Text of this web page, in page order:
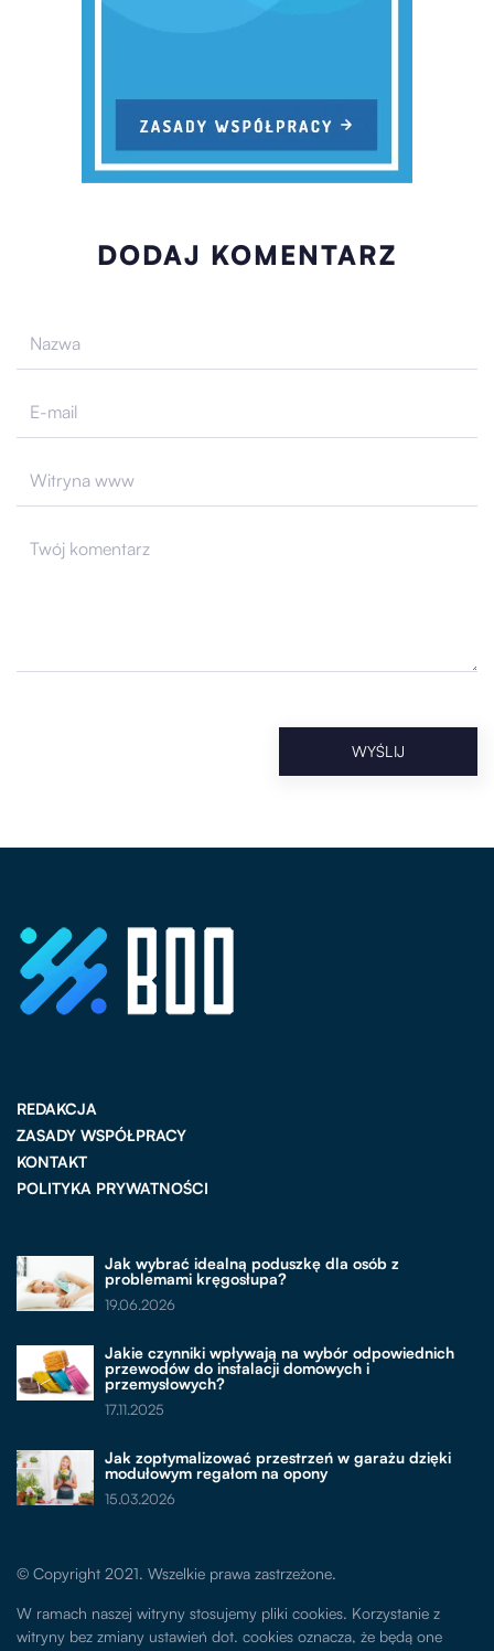
DODAJ KOMENTARZ
REDAKCJA
ZASADY WSPÓŁPRACY
KONTAKT
POLITYKA PRYWATNOŚCI
Jak wybrać idealną poduszkę dla osób z
problemami kręgosłupa?
19.06.2026
Jakie czynniki wpływają na wybór odpowiednich
przewodów do instalacji domowych i
przemysłowych?
17.11.2025
Jak zoptymalizować przestrzeń w garażu dzięki
modułowym regałom na opony
15.03.2026
© Copyright 2021. Wszelkie prawa zastrzeżone.
W ramach naszej witryny stosujemy pliki cookies. Korzystanie z
witryny bez zmiany ustawień dot. cookies oznacza, że będą one